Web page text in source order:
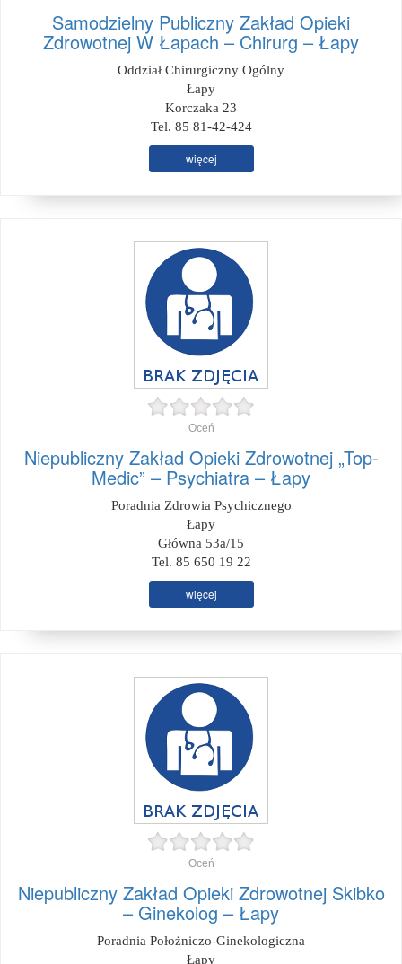
Samodzielny Publiczny Zakład Opieki
Zdrowotnej W Łapach – Chirurg – Łapy
Oddział Chirurgiczny Ogólny
Łapy
Korczaka 23
Tel. 85 81-42-424
więcej
Oceń
Niepubliczny Zakład Opieki Zdrowotnej „Top-
Medic” – Psychiatra – Łapy
Poradnia Zdrowia Psychicznego
Łapy
Główna 53a/15
Tel. 85 650 19 22
więcej
Oceń
Niepubliczny Zakład Opieki Zdrowotnej Skibko
– Ginekolog – Łapy
Poradnia Położniczo-Ginekologiczna
Łapy